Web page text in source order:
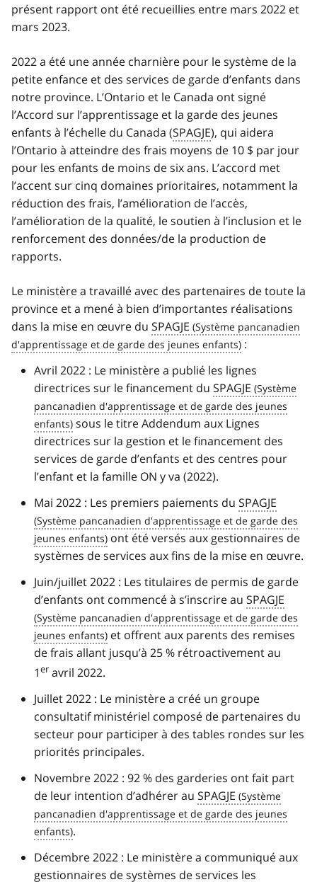
présent rapport ont été recueillies entre mars 2022 et
mars 2023.
2022 a été une année charnière pour le système de la
petite enfance et des services de garde d’enfants dans
notre province. L’Ontario et le Canada ont signé
l’Accord sur l’apprentissage et la garde des jeunes
enfants à l’échelle du Canada (SPAGJE), qui aidera
l’Ontario à atteindre des frais moyens de 10 $ par jour
pour les enfants de moins de six ans. L’accord met
l’accent sur cinq domaines prioritaires, notamment la
réduction des frais, l’amélioration de l’accès,
l’amélioration de la qualité, le soutien à l’inclusion et le
renforcement des données/de la production de
rapports.
Le ministère a travaillé avec des partenaires de toute la
province et a mené à bien d’importantes réalisations
dans la mise en œuvre du SPAGJE
:
Avril 2022 : Le ministère a publié les lignes
directrices sur le financement du SPAGJE
sous le titre Addendum aux Lignes
directrices sur la gestion et le financement des
services de garde d’enfants et des centres pour
l’enfant et la famille ON y va (2022).
Mai 2022 : Les premiers paiements du SPAGJE
ont été versés aux gestionnaires de
systèmes de services aux fins de la mise en œuvre.
Juin/juillet 2022 : Les titulaires de permis de garde
d’enfants ont commencé à s’inscrire au SPAGJE
et offrent aux parents des remises
de frais allant jusqu’à 25 % rétroactivement au
1er avril 2022.
Juillet 2022 : Le ministère a créé un groupe
consultatif ministériel composé de partenaires du
secteur pour participer à des tables rondes sur les
priorités principales.
Novembre 2022 : 92 % des garderies ont fait part
de leur intention d’adhérer au SPAGJE
.
Décembre 2022 : Le ministère a communiqué aux
gestionnaires de systèmes de services les